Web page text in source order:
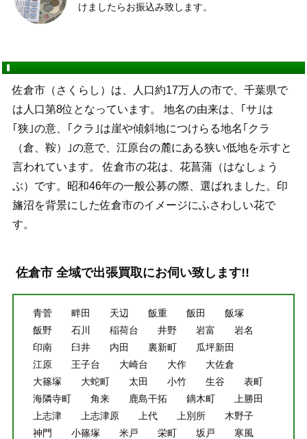
けましたらお振込み致します。
佐倉市（さくらし）は、人口約17万人の市で、千葉県で
は人口第8位となっています。 地名の由来は、｢サ｣は
｢狭｣の意、｢クラ｣は崖や傾斜地につけらる地名｢クラ
（倉、鞍）｣の意で、江原台の麓にある狭い低地を示すと
言われています。 佐倉市の花は、花菖蒲（はなしょう
ぶ）です。昭和46年の一般公募の際、選ばれました。印
旛沼を背景にした佐倉市のイメージにふさわしい花で
す。
佐倉市 全域で出張買取にお伺い致します!!
青菅 畔田 天辺 飯重 飯田
飯塚
飯野
石川 稲荷台 井野 岩富
岩名
印南
臼井 内田 裏新町
瓜坪新田
江原
王子台 大崎台 大作
大佐倉
大篠塚
大蛇町 太田 小竹 生谷
表町
海隣寺町
角来 鹿島干拓 鏑木町
上勝田
上志津
上志津原 上代 上別所
木野子
神門
小篠塚 米戸 栄町 坂戸
寒風